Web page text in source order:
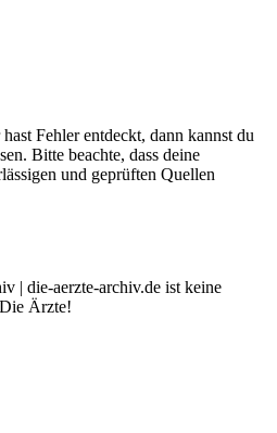
Fehler entdeckt, dann kannst du
Bitte beachte, dass deine
und geprüften Quellen
| die-aerzte-archiv.de ist keine
Ärzte!